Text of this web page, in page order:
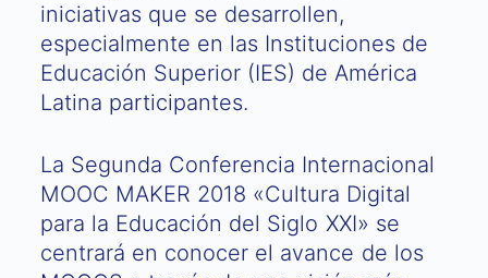
iniciativas que se desarrollen,
especialmente en las Instituciones de
Educación Superior (IES) de América
Latina participantes.
La Segunda Conferencia Internacional
MOOC MAKER 2018 «Cultura Digital
para la Educación del Siglo XXI» se
centrará en conocer el avance de los